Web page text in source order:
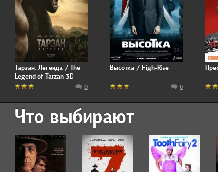
Тарзан. Легенда / The
Legend of Tarzan 3D
0
Высотка / High-Rise
0
Что выбирают